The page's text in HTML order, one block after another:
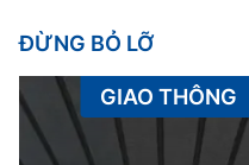
ĐỪNG BỎ LỠ
GIAO THÔNG